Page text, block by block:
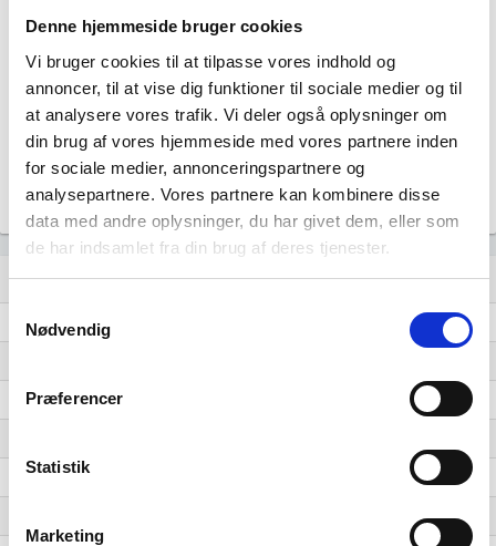
Denne hjemmeside bruger cookies
Vi bruger cookies til at tilpasse vores indhold og
annoncer, til at vise dig funktioner til sociale medier og til
at analysere vores trafik. Vi deler også oplysninger om
din brug af vores hjemmeside med vores partnere inden
for sociale medier, annonceringspartnere og
analysepartnere. Vores partnere kan kombinere disse
data med andre oplysninger, du har givet dem, eller som
de har indsamlet fra din brug af deres tjenester.
Samtykkevalg
Nødvendig
Præferencer
Statistik
Marketing
… … … … … … … … … …
0
20
40
question_answer Lignende brancher
Engroshandel med rengøringsmidler
Engroshandel med elektriske husholdningsartikler
Engroshandel med fodtøj